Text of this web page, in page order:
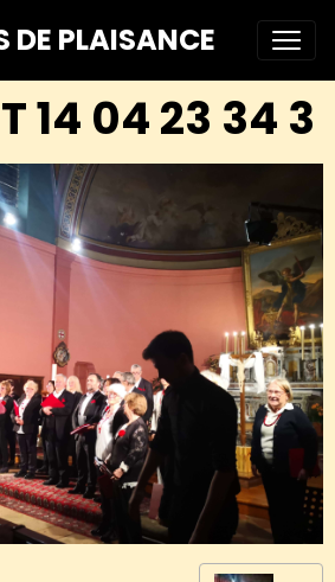
DE PLAISANCE
14 04 23 34 3